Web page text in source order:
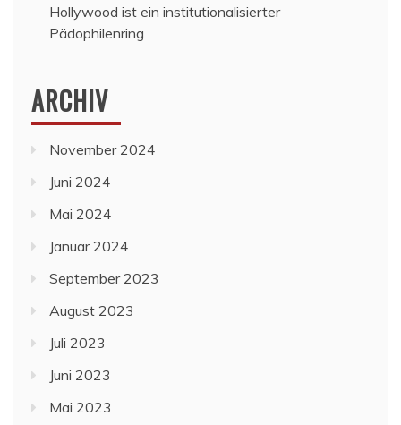
Hollywood ist ein institutionalisierter
Pädophilenring
ARCHIV
November 2024
Juni 2024
Mai 2024
Januar 2024
September 2023
August 2023
Juli 2023
Juni 2023
Mai 2023